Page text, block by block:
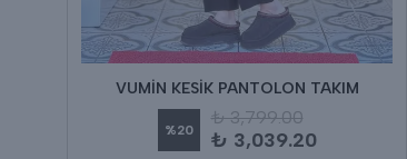
VUMİN KESİK PANTOLON TAKIM
%20
₺ 3,799.00
₺ 3,039.20